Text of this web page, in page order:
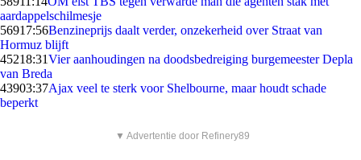
aardappelschilmesje
56917:56Benzineprijs daalt verder, onzekerheid over Straat van
Hormuz blijft
45218:31Vier aanhoudingen na doodsbedreiging burgemeester Depla
van Breda
43903:37Ajax veel te sterk voor Shelbourne, maar houdt schade
beperkt
▼ Advertentie door Refinery89